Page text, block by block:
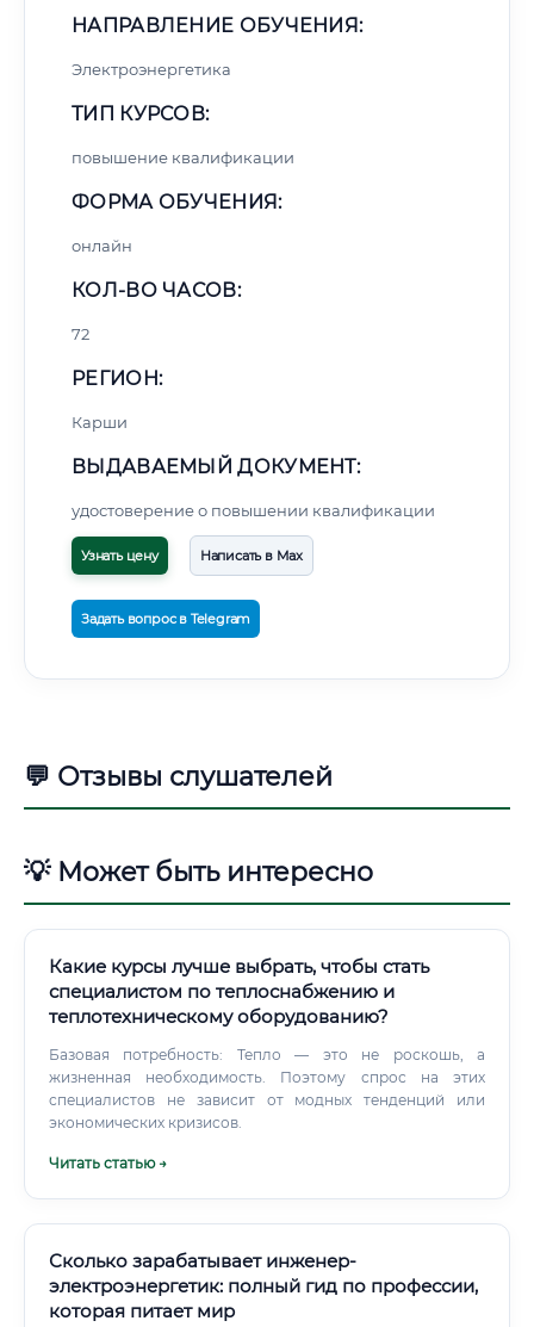
НАПРАВЛЕНИЕ ОБУЧЕНИЯ:
Электроэнергетика
ТИП КУРСОВ:
повышение квалификации
ФОРМА ОБУЧЕНИЯ:
онлайн
КОЛ-ВО ЧАСОВ:
72
РЕГИОН:
Карши
ВЫДАВАЕМЫЙ ДОКУМЕНТ:
удостоверение о повышении квалификации
Узнать цену Написать в Max
Задать вопрос в Telegram
💬 Отзывы слушателей
💡 Может быть интересно
Какие курсы лучше выбрать, чтобы стать
специалистом по теплоснабжению и
теплотехническому оборудованию?
Базовая потребность: Тепло — это не роскошь, а
жизненная необходимость. Поэтому спрос на этих
специалистов не зависит от модных тенденций или
экономических кризисов.
Читать статью →
Сколько зарабатывает инженер-
электроэнергетик: полный гид по профессии,
которая питает мир